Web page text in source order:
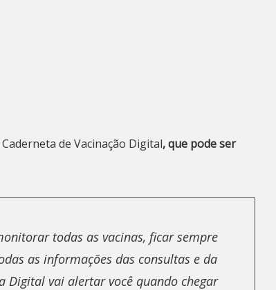
Caderneta de Vacinação Digital, que pode ser
todas as vacinas, ficar sempre
as informações das consultas e da
Digital vai alertar você quando chegar